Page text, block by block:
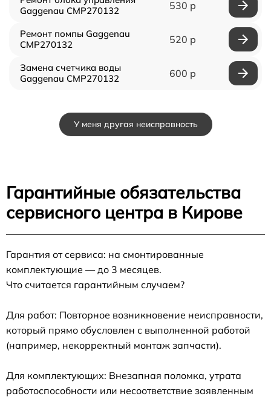
Gaggenau CMP270132
530 р
Ремонт помпы Gaggenau
CMP270132
520 р
Замена счетчика воды
Gaggenau CMP270132
600 р
У меня другая неисправность
Гарантийные обязательства
сервисного центра в Кирове
Гарантия от сервиса: на смонтированные
комплектующие — до 3 месяцев.
Что считается гарантийным случаем?
Для работ: Повторное возникновение неисправности,
который прямо обусловлен с выполненной работой
(например, некорректный монтаж запчасти).
Для комплектующих: Внезапная поломка, утрата
работоспособности или несоответствие заявленным